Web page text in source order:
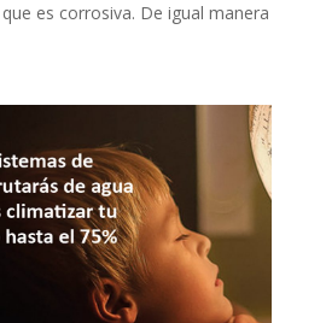
es corrosiva. De igual manera